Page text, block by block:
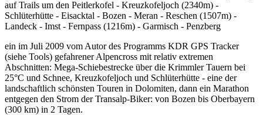
auf Trails um den Peitlerkofel - Kreuzkofeljoch (2340m) -
Schlüterhütte - Eisacktal - Bozen - Meran - Reschen (1507m) -
Landeck - Imst - Fernpass (1216m) - Garmisch - Penzberg
ein im Juli 2009 vom Autor des Programms KDR GPS Tracker
(siehe Tools) gefahrener Alpencross mit relativ extremen
Abschnitten: Mega-Schiebestrecke über die Krimmler Tauern bei
25°C und Schnee, Kreuzkofeljoch und Schlüterhütte - eine der
landschaftlich schönsten Touren in Dolomiten, dann ein Marathon
entgegen den Strom der Transalp-Biker: von Bozen bis Oberbayern
(300 km) in 2 Tagen.